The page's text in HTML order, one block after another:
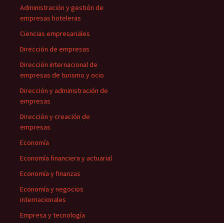
Administración y gestión de
empresas hoteleras
Ciencias empresariales
Dirección de empresas
Dirección internacional de
empresas de turismo y ocio
Dirección y administración de
empresas
Dirección y creación de
empresas
Economía
Economía financiera y actuarial
Economía y finanzas
Economía y negocios
internacionales
Empresa y tecnología